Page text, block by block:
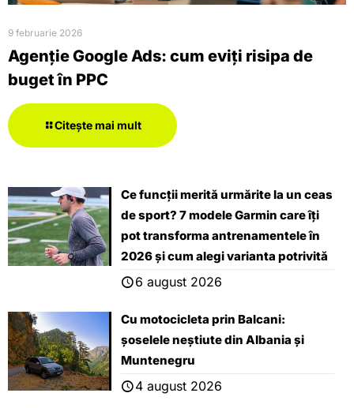
9 februarie 2026
Agenție Google Ads: cum eviți risipa de
buget în PPC
Citește mai mult
Ce funcții merită urmărite la un ceas
de sport? 7 modele Garmin care îți
pot transforma antrenamentele în
2026 și cum alegi varianta potrivită
6 august 2026
Cu motocicleta prin Balcani:
șoselele neștiute din Albania și
Muntenegru
4 august 2026